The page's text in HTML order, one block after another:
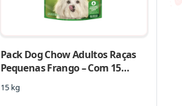
Pack Dog Chow Adultos Raças
Pequenas Frango – Com 15
Sachês 100g
15 kg